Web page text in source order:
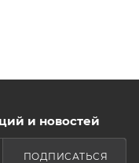
и новостей
ПОДПИСАТЬСЯ